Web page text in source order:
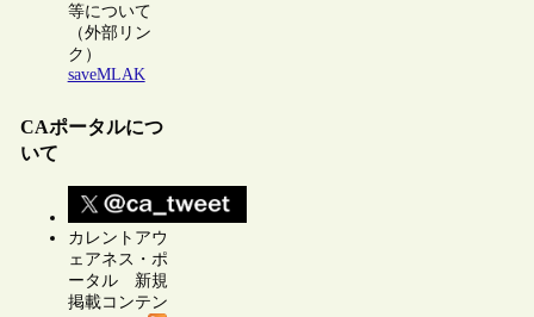
等について
（外部リン
ク）
saveMLAK
CAポータルにつ
いて
カレントアウ
ェアネス・ポ
ータル 新規
掲載コンテン